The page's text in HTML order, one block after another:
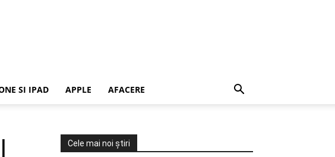
SI IPAD APPLE AFACERE
Cele mai noi știri